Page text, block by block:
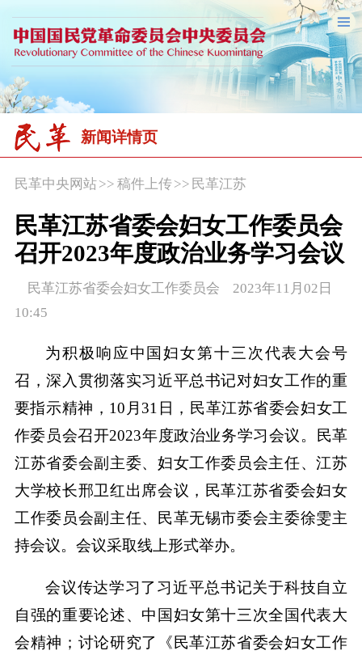
新闻详情页
民革中央网站>> 稿件上传 >> 民革江苏
民革江苏省委会妇女工作委员会
召开2023年度政治业务学习会议
民革江苏省委会妇女工作委员会 2023年11月02日
10:45
为积极响应中国妇女第十三次代表大会号
召，深入贯彻落实习近平总书记对妇女工作的重
要指示精神，10月31日，民革江苏省委会妇女工
作委员会召开2023年度政治业务学习会议。民革
江苏省委会副主委、妇女工作委员会主任、江苏
大学校长邢卫红出席会议，民革江苏省委会妇女
工作委员会副主任、民革无锡市委会主委徐雯主
持会议。会议采取线上形式举办。
会议传达学习了习近平总书记关于科技自立
自强的重要论述、中国妇女第十三次全国代表大
会精神；讨论研究了《民革江苏省委会妇女工作